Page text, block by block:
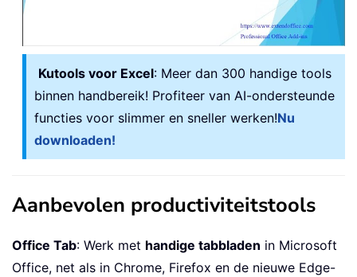
Kutools voor Excel: Meer dan 300 handige tools
binnen handbereik! Profiteer van AI-ondersteunde
functies voor slimmer en sneller werken!Nu
downloaden!
Aanbevolen productiviteitstools
Office Tab: Werk met handige tabbladen in Microsoft
Office, net als in Chrome, Firefox en de nieuwe Edge-